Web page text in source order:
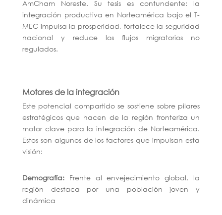
AmCham Noreste. Su tesis es contundente: la
integración productiva en Norteamérica bajo el T-
MEC impulsa la prosperidad, fortalece la seguridad
nacional y reduce los flujos migratorios no
regulados.
Motores de la integración
Este potencial compartido se sostiene sobre pilares
estratégicos que hacen de la región fronteriza un
motor clave para la integración de Norteamérica.
Estos son algunos de los factores que impulsan esta
visión:
Demografía: Frente al envejecimiento global, la
región destaca por una población joven y
dinámica